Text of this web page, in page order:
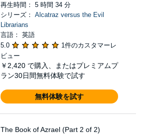
再生時間： 5 時間 34 分
シリーズ： Alcatraz versus the Evil
Librarians
言語： 英語
5.0
1件のカスタマーレ
ビュー
￥2,420 で購入、またはプレミアムプ
ラン30日間無料体験で試す
無料体験を試す
The Book of Azrael (Part 2 of 2)